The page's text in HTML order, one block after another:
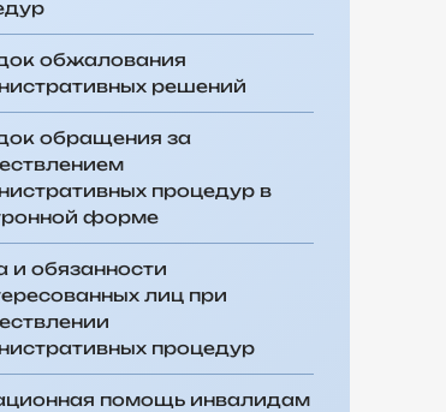
обжалования
решений
обращения за
процедур в
форме
и обязанности
лиц при
процедур
помощь инвалидам